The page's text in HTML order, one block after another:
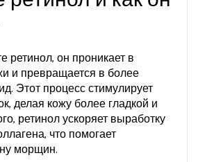
ретинол, он проникает в
и превращается в более
Этот процесс стимулирует
делая кожу более гладкой и
ретинол ускоряет выработку
что помогает
морщин.